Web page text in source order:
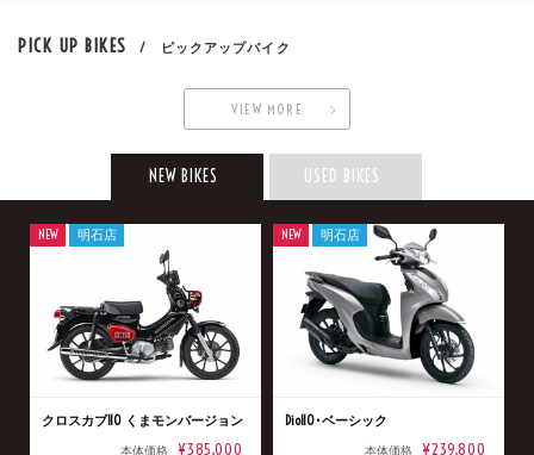
PICK UP BIKES / ピックアップバイク
VIEW MORE
NEW BIKES USED BIKES
クロスカブ110 くまモンバージョン
本体価格 ¥385,000
NEW 明石店
Dio110･ベーシック
本体価格 ¥239,800
NEW 明石店